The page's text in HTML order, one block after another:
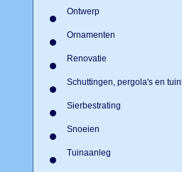
Ontwerp
Ornamenten
Renovatie
Schuttingen, pergola's en
Sierbestrating
Snoeien
Tuinaanleg